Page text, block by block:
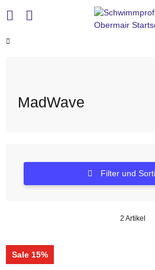
MadWave
Filter und
2 Artikel
Sale 15%